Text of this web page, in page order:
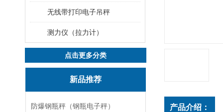
无线带打印电子吊秤
测力仪（拉力计）
点击更多分类
新品推荐
防爆钢瓶秤（钢瓶电子秤） 产品介绍：